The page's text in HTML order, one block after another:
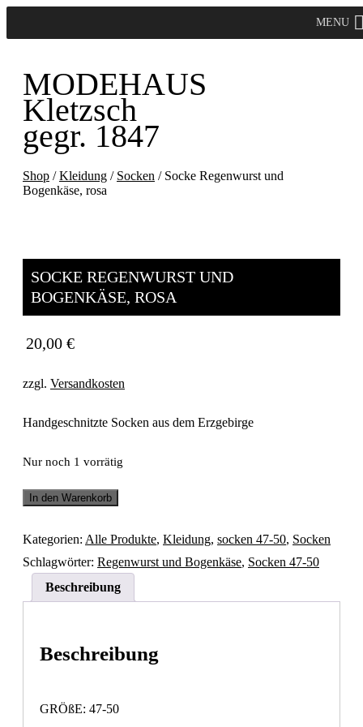
MODEHAUS
Kletzsch
gegr. 1847
MENU
Shop /Kleidung / Socken / Socke Regenwurst und
Bogenkäse, rosa
SOCKE REGENWURST UND
BOGENKÄSE, ROSA
20,00 €
zzgl. Versandkosten
Handgeschnitzte Socken aus dem Erzgebirge
Nur noch 1 vorrätig
Socke
Regenwurst
Bogenkäse,
Menge
In den Warenkorb
Kategorien: Alle Produkte, Kleidung, socken 47-50, Socken
Schlagwörter: Regenwurst und Bogenkäse, Socken 47-50
Beschreibung
Beschreibung
GRÖßE: 47-50